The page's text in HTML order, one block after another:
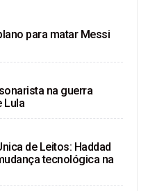
para matar Messi
na guerra
Lula
de Leitos: Haddad
tecnológica na